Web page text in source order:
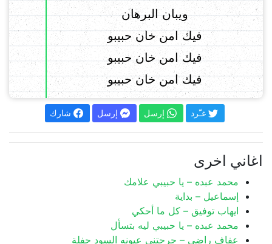
ويبان البرهان
فيك امن خان حبيبو
فيك امن خان حبيبو
فيك امن خان حبيبو
اغاني اخرى
محمد عبده – يا حبيبي علامك
إسماعيل – بداية
ايهاب توفيق – كل ما أحكي
محمد عبده – يا حبيبي ليه بتسأل
عفاف راضى – جرحتنى عيونه السود حفلة